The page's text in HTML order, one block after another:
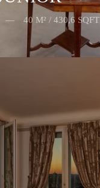
40 M² / 430,6 SQFT